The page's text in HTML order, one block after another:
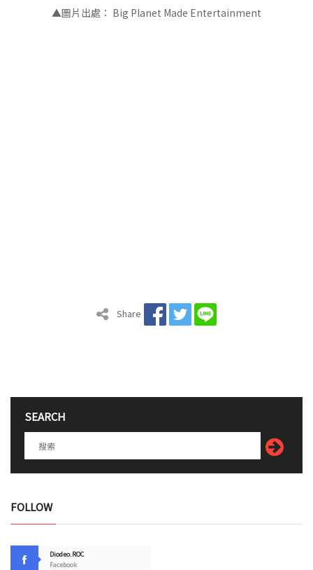
▲圖片出處： Big Planet Made Entertainment
Share
SEARCH
FOLLOW
Diodeo.ROC
Facebook